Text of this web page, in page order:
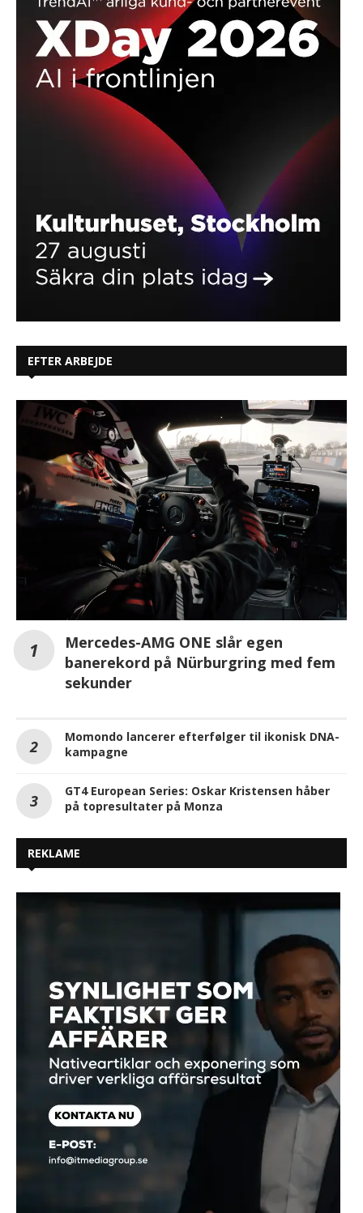
EFTER ARBEJDE
Mercedes-AMG ONE slår egen
banerekord på Nürburgring med fem
sekunder
Momondo lancerer efterfølger til ikonisk DNA-
kampagne
GT4 European Series: Oskar Kristensen håber
på topresultater på Monza
REKLAME